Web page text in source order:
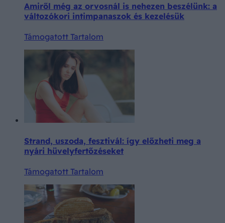
Amiről még az orvosnál is nehezen beszélünk: a
változókori intimpanaszok és kezelésük
Támogatott Tartalom
Strand, uszoda, fesztivál: így előzheti meg a
nyári hüvelyfertőzéseket
Támogatott Tartalom